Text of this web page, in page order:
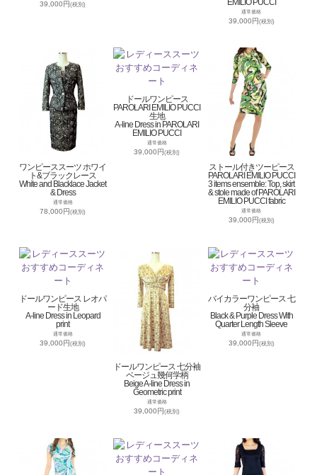
39,000円(税別) EMILIO PUCCI
通常価格
39,000円(税別)
ワンピーススーツ ホワイ
ト&ブラックレース
White and Blacklace Jacket
& Dress
通常価格
78,000円(税別)
ドールワンピース
PAROLARI EMILIO PUCCI
生地
A-line Dress in PAROLARI
EMILIO PUCCI
通常価格
39,000円(税別)
ストール付きツーピース
PAROLARI EMILIO PUCCI
3 items ensemble: Top, skirt
& stole made of PAROLARI
EMILIO PUCCI fabric
通常価格
39,000円(税別)
ドールワンピース レオパ
ード生地
A-line Dress in Leopard
print
通常価格
39,000円(税別)
ドールワンピース 七分袖
ベージュ幾何学柄
Beige A-line Dress in
Geometric print
通常価格
39,000円(税別)
バイカラーワンピース 七
分袖
Black & Purple Dress With
Quarter Length Sleeve
通常価格
39,000円(税別)